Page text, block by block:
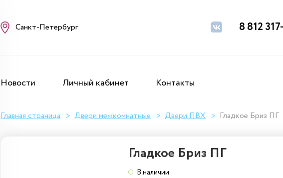
Санкт-Петербург 8 812
Новости Личный кабинет Контакты
Главная страница Двери межкомнатные Двери ПВХ Гладкое Бриз ПГ
Гладкое Бриз ПГ
В наличии